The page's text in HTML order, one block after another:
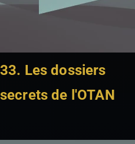
33. Les dossiers
secrets de l'OTAN